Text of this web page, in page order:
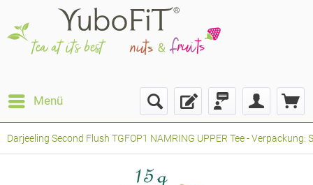
Menü
Darjeeling Second Flush TGFOP1 NAMRING UPPER Tee -